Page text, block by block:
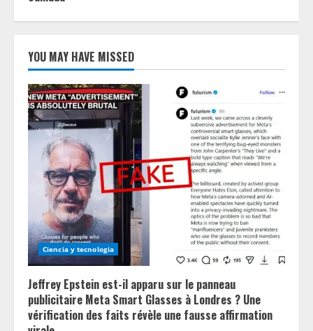
YOU MAY HAVE MISSED
Ciencia y tecnologia
Jeffrey Epstein est-il apparu sur le panneau
publicitaire Meta Smart Glasses à Londres ? Une
vérification des faits révèle une fausse affirmation